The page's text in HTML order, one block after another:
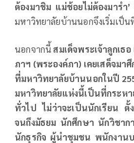
ต้องมาชิม แม่ช้อยไม่ต้องมารำ’
มหาวิทยาลัยบ้านนอกจึงเริ่มเป็
นอกจากนี้สมเด็จพระเจ้าลูกเธ
ภาฯ (พระองค์ภา) เคยเสด็จมา
ที่มหาวิทยาลัยบ้านนอกในปี
มหาวิทยาลัยแห่งนี้เป็นที่กระห
ทั่วไป ไม่ว่าจะเป็นนักเรียน ตั้
จนถึงมัธยม นักศึกษา นักวิชาก
นักธุรกิจ ผู้นำชุมชน พนักงาน